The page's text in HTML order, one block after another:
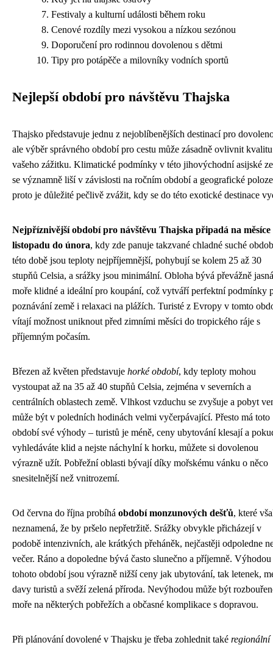
Festivaly a kulturní události během roku
Cenové rozdíly mezi vysokou a nízkou sezónou
Doporučení pro rodinnou dovolenou s dětmi
Tipy pro potápěče a milovníky vodních sportů
Nejlepší období pro návštěvu Thajska
Thajsko představuje jednu z nejoblíbenějších destinací pro
ale výběr správného období pro cestu může zásadně ovlivnit kvalitu
vašeho zážitku. Klimatické podmínky v této jihovýchodní asijské
se významně liší v závislosti na ročním období a geografické
proto je důležité pečlivě zvážit, kdy se do této exotické destinace
Nejpříznivější období pro návštěvu Thajska připadá na měsíce
listopadu do února, kdy zde panuje takzvané chladné suché
této době jsou teploty nejpříjemnější, pohybují se kolem 25 až 30
stupňů Celsia, a srážky jsou minimální. Obloha bývá převážně
moře klidné a ideální pro koupání, což vytváří perfektní podmínky
poznávání země i relaxaci na plážích. Turisté z Evropy v tomto
vítají možnost uniknout před zimními měsíci do tropického ráje s
příjemným počasím.
Březen až květen představuje horké období, kdy teploty mohou
vystoupat až na 35 až 40 stupňů Celsia, zejména v severních a
centrálních oblastech země. Vlhkost vzduchu se zvyšuje a pobyt
může být v poledních hodinách velmi vyčerpávající. Přesto má toto
období své výhody – turistů je méně, ceny ubytování klesají a
vyhledáváte klid a nejste náchylní k horku, můžete si dovolenou
výrazně užít. Pobřežní oblasti bývají díky mořskému vánku o něco
snesitelnější než vnitrozemí.
Od června do října probíhá období monzunových dešťů, které
neznamená, že by pršelo nepřetržitě. Srážky obvykle přicházejí v
podobě intenzivních, ale krátkých přeháněk, nejčastěji odpoledne
večer. Ráno a dopoledne bývá často slunečno a příjemně. Výhodou
tohoto období jsou výrazně nižší ceny jak ubytování, tak letenek,
davy turistů a svěží zelená příroda. Nevýhodou může být
moře na některých pobřežích a občasné komplikace s dopravou.
Při plánování dovolené v Thajsku je třeba zohlednit také regionální